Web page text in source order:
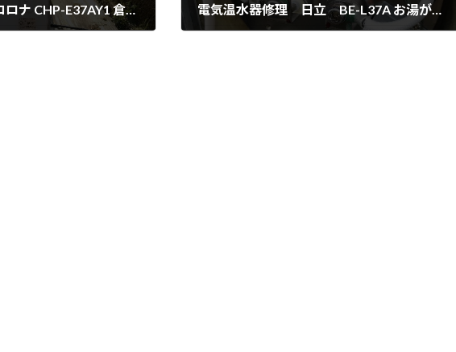
エコキュート取替 コロナ CHP-E37AY1 倉敷市藤戸町天城 電気温水器修理 日立 BE-L37A お湯が沸いていない 倉敷市高須賀